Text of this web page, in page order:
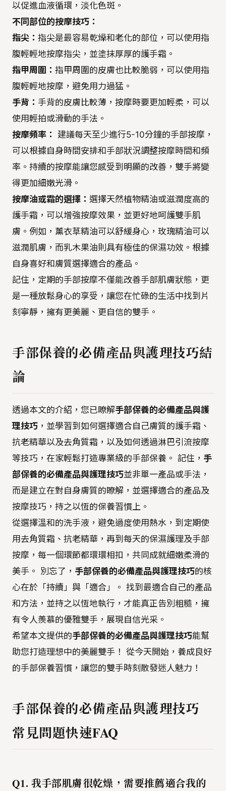
以促進血液循環，淡化色斑。
不同部位的按摩技巧：
指尖： 指尖是最容易乾燥和老化的部位，可以使用指
腹輕輕地按摩指尖，並塗抹厚厚的護手霜。
指甲周圍： 指甲周圍的皮膚也比較脆弱，可以使用指
腹輕輕地按摩，避免用力過猛。
手背： 手背的皮膚比較薄，按摩時要更加輕柔，可以
使用輕拍或滑動的手法。
按摩頻率：
建議每天至少進行5-10分鐘的手部按摩，
可以根據自身時間安排和手部狀況調整按摩時間和頻
率。持續的按摩能讓您感受到明顯的改善，雙手將變
得更加細嫩光滑。
按摩油或霜的選擇： 選擇天然植物精油或滋潤度高的
護手霜，可以增強按摩效果，並更好地呵護雙手肌
膚。例如，薰衣草精油可以舒緩身心，玫瑰精油可以
滋潤肌膚，而乳木果油則具有極佳的保濕功效。根據
自身喜好和膚質選擇適合的產品。
記住，定期的手部按摩不僅能改善手部肌膚狀態，更
是一種放鬆身心的享受，讓您在忙碌的生活中找到片
刻寧靜，擁有更美麗、更自信的雙手。
手部保養的必備產品與護理技巧結
論
透過本文的介紹，您已瞭解手部保養的必備產品與護
理技巧 ，並學習到如何選擇適合自己膚質的護手霜、
抗老精華以及去角質霜，以及如何透過淋巴引流按摩
等技巧，在家輕鬆打造專業級的手部保養。 記住， 手
部保養的必備產品與護理技巧並非單一產品或手法，
而是建立在對自身膚質的瞭解，並選擇適合的產品及
按摩技巧，持之以恆的保養習慣上。
從選擇溫和的洗手液，避免過度使用熱水，到定期使
用去角質霜、抗老精華，再到每天的保濕護理及手部
按摩，每一個環節都環環相扣，共同成就細嫩柔滑的
美手。 別忘了， 手部保養的必備產品與護理技巧的核
心在於「持續」與「適合」。 找到最適合自己的產品
和方法，並持之以恆地執行，才能真正告別粗糙，擁
有令人羨慕的優雅雙手，展現自信光采。
希望本文提供的手部保養的必備產品與護理技巧能幫
助您打造理想中的美麗雙手！ 從今天開始，養成良好
的手部保養習慣，讓您的雙手時刻散發迷人魅力！
手部保養的必備產品與護理技巧
常見問題快速FAQ
Q1. 我手部肌膚很乾燥，需要推薦適合我的